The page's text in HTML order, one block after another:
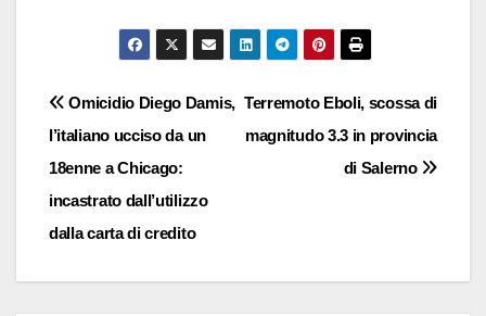
Navigazione
articoli
Terremoto Eboli, scossa di
magnitudo 3.3 in provincia
di Salerno
Omicidio Diego Damis,
l’italiano ucciso da un
18enne a Chicago:
incastrato dall’utilizzo
dalla carta di credito